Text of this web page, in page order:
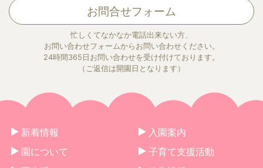
お問合せフォーム
忙しくてなかなか電話出来ない方、
お問い合わせフォームからお問い合わせください。
24時間365日お問い合わせを受け付けております。
（ご返信は開園日となります）
新着情報
園について
入園案内
子育て支援活動